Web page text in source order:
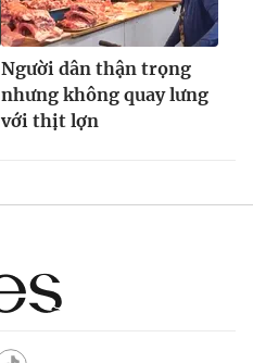
Người dân thận trọng
nhưng không quay lưng
với thịt lợn